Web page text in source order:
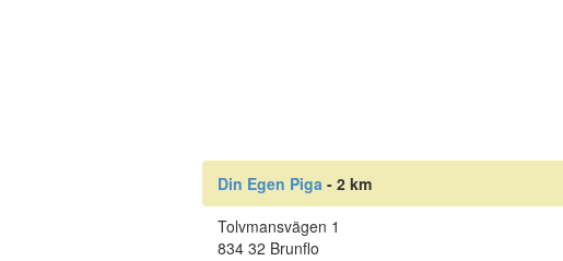
Din Egen Piga - 2 km
Tolvmansvägen 1
834 32 Brunflo